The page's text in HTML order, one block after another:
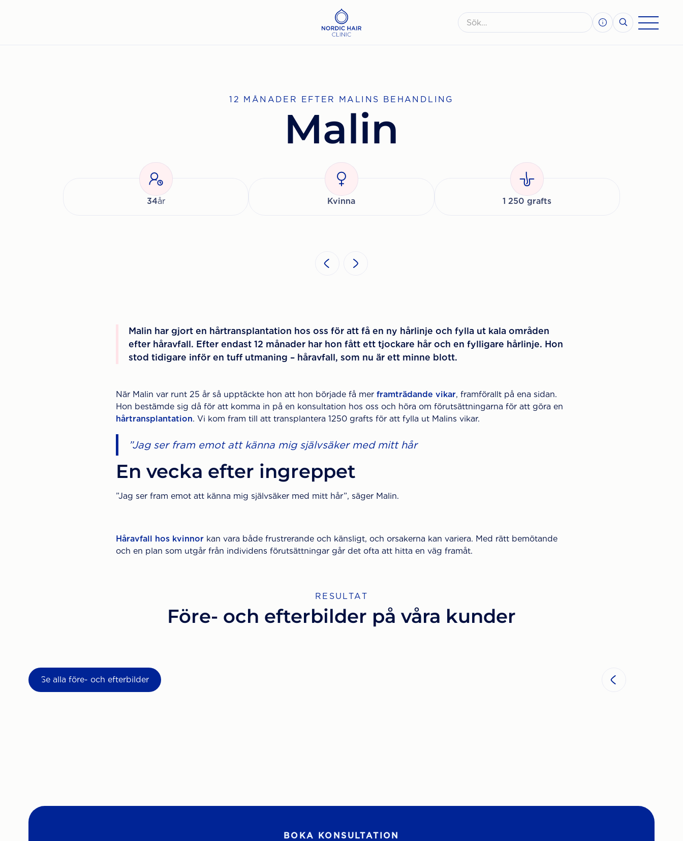
12 MÅNADER EFTER MALINS BEHANDLING
Malin
34år Kvinna 1 250 grafts
Malin har gjort en hårtransplantation hos oss för att få en ny hårlinje och fylla ut kala områden
efter håravfall. Efter endast 12 månader har hon fått ett tjockare hår och en fylligare hårlinje. Hon
stod tidigare inför en tuff utmaning – håravfall, som nu är ett minne blott.
När Malin var runt 25 år så upptäckte hon att hon började få mer framträdande vikar, framförallt på ena sidan.
Hon bestämde sig då för att komma in på en konsultation hos oss och höra om förutsättningarna för att göra en
hårtransplantation. Vi kom fram till att transplantera 1250 grafts för att fylla ut Malins vikar.
”Jag ser fram emot att känna mig självsäker med mitt hår
En vecka efter ingreppet
”Jag ser fram emot att känna mig självsäker med mitt hår”, säger Malin.
Håravfall hos kvinnor kan vara både frustrerande och känsligt, och orsakerna kan variera. Med rätt bemötande
och en plan som utgår från individens förutsättningar går det ofta att hitta en väg framåt.
RESULTAT
Före- och efterbilder på våra kunder
Se alla före- och efterbilder
BOKA KONSULTATION